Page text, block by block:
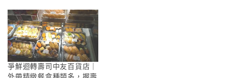
爭鮮迴轉壽司中友百貨店｜